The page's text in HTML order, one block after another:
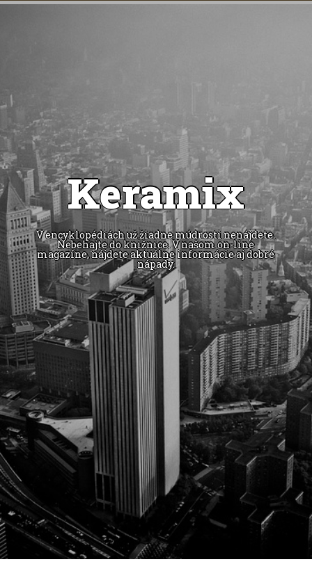
Keramix
V encyklopédiách už žiadne múdrosti nenájdete.
Nebehajte do knižnice. V našom on-line
magazíne, nájdete aktuálne informácie aj dobré
nápady.
Skip